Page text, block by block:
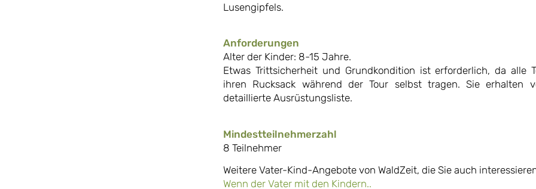
Lusengipfels.
Anforderungen
Alter der Kinder: 8-15 Jahre.
Etwas Trittsicherheit und Grundkondition ist erforderlich, da alle
ihren Rucksack während der Tour selbst tragen. Sie erhalten
detaillierte Ausrüstungsliste.
Mindestteilnehmerzahl
8 Teilnehmer
Weitere Vater-Kind-Angebote von WaldZeit, die Sie auch
Wenn der Vater mit den Kindern..